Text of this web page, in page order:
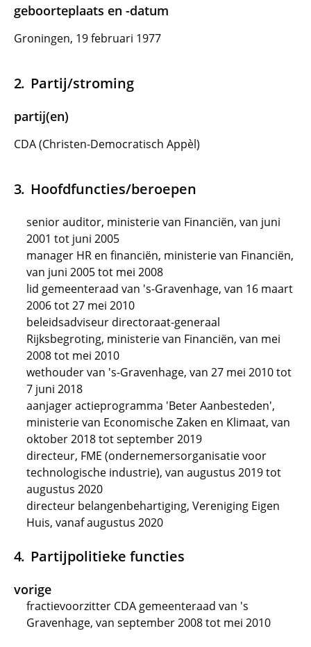
geboorteplaats en -datum
Groningen, 19 februari 1977
Partij/stroming
partij(en)
CDA (Christen-Democratisch Appèl)
Hoofdfuncties/beroepen
senior auditor, ministerie van Financiën, van juni
2001 tot juni 2005
manager HR en financiën, ministerie van Financiën,
van juni 2005 tot mei 2008
lid gemeenteraad van 's-Gravenhage, van 16 maart
2006 tot 27 mei 2010
beleidsadviseur directoraat-generaal
Rijksbegroting, ministerie van Financiën, van mei
2008 tot mei 2010
wethouder van 's-Gravenhage, van 27 mei 2010 tot
7 juni 2018
aanjager actieprogramma 'Beter Aanbesteden',
ministerie van Economische Zaken en Klimaat, van
oktober 2018 tot september 2019
directeur, FME (ondernemersorganisatie voor
technologische industrie), van augustus 2019 tot
augustus 2020
directeur belangenbehartiging, Vereniging Eigen
Huis, vanaf augustus 2020
Partijpolitieke functies
vorige
fractievoorzitter CDA gemeenteraad van 's
Gravenhage, van september 2008 tot mei 2010